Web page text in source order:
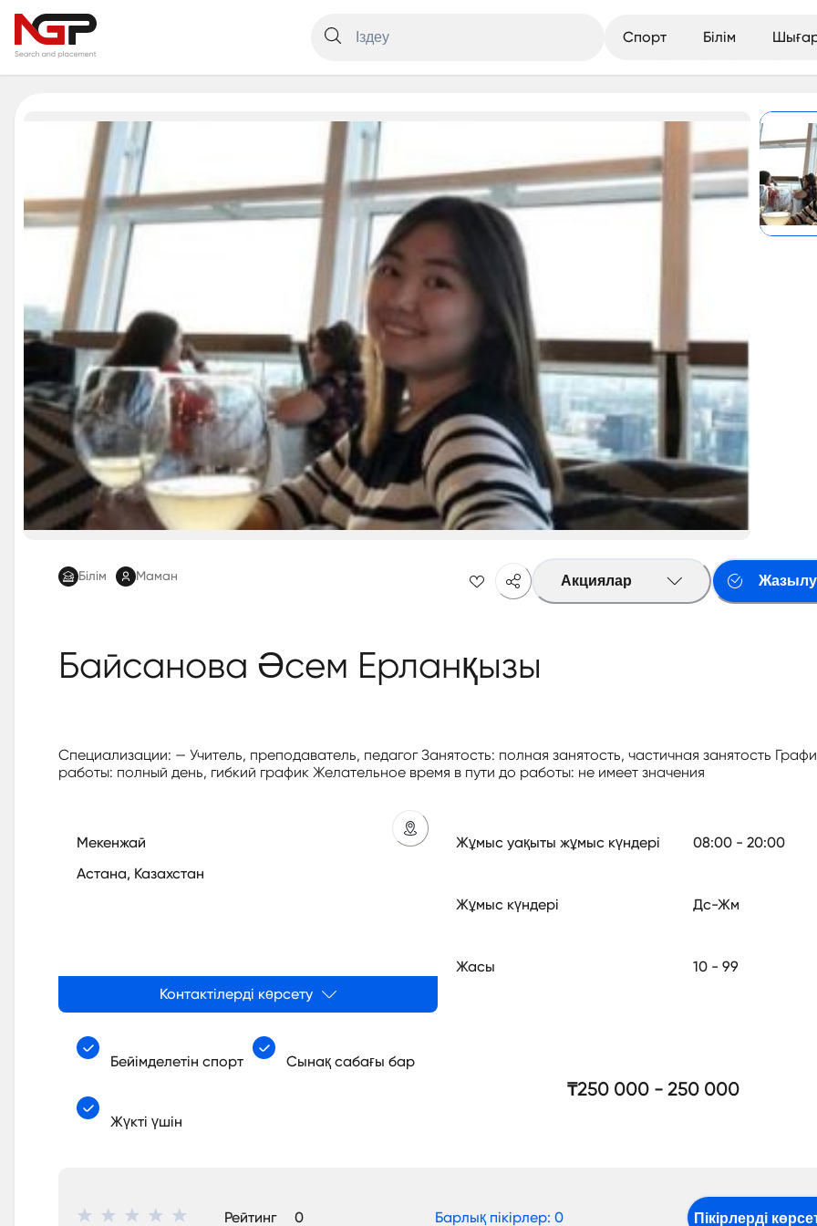
Спорт Білім
Білім Маман Акциялар Жазылу
Байсанова Әсем Ерланқызы
Специализации: — Учитель, преподаватель, педагог Занятость: полная занятость, частичная занятость
работы: полный день, гибкий график Желательное время в пути до работы: не имеет значения
Мекенжай
Астана, Казахстан
Контактілерді көрсету
Жұмыс уақыты жұмыс күндері 08:00 - 20:00
Жұмыс күндері Дс-Жм
Жасы 10 - 99
Бейімделетін спорт Сынақ сабағы бар
Жүкті үшін
₸250 000 - 250 000
Рейтинг 0 Барлық пікірлер: 0 Пікірлерді